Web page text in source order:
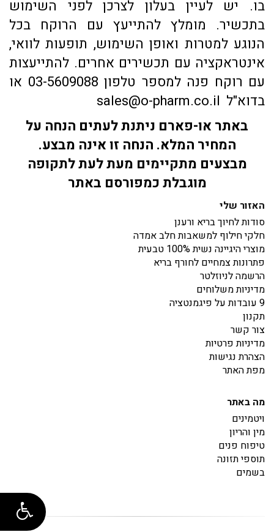
בו. יש לעיין בעלון לצרכן לפני השימוש
בתכשיר. מומלץ להתייעץ עם הרוקח בכל
הנוגע למטרות ואופן השימוש, תופעות לוואי,
אינטראקציה עם תכשירים אחרים. להתייעצות
עם רוקח פנה למספר טלפון 03-5609088 או
בדוא"ל sales@o-pharm.co.il
באתר או-פארם ניתנת לעתים הנחה על
המחיר המלא. הנחה זו אינה מבצע.
מבצעים מתקיימים מעת לעת לתקופה
מוגבלת כמפורסם באתר
האזור שלי
סודות לחיוך בריא ורענן
חלקי חילוף למשאבות חלב אמדה
מוצרי היגיינה נשית 100% טבעית
פתרונות צמחיים לחורף בריא
הרשמה לניוזלטר
מדיניות משלוחים
9 עובדות על פיגמנטציה
תקנון
צור קשר
מדיניות פרטיות
הצהרת נגישות
מפת האתר
מה באתר
ויטמינים
מין והריון
טיפוח פנים
תוספי תזונה
בשמים